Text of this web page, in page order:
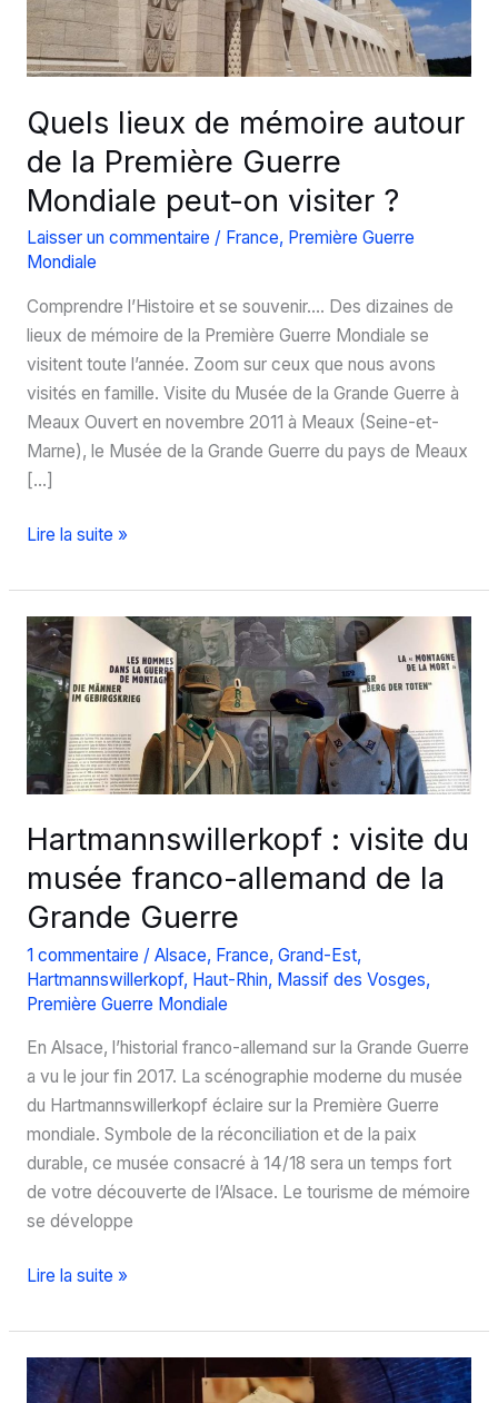
Quels lieux de mémoire autour
de la Première Guerre
Mondiale peut-on visiter ?
Laisser un commentaire / France, Première Guerre
Mondiale
Comprendre l’Histoire et se souvenir…. Des dizaines de
lieux de mémoire de la Première Guerre Mondiale se
visitent toute l’année. Zoom sur ceux que nous avons
visités en famille. Visite du Musée de la Grande Guerre à
Meaux Ouvert en novembre 2011 à Meaux (Seine-et-
Marne), le Musée de la Grande Guerre du pays de Meaux
[…]
Quels
de
mémoire
autour
de
la
Première
Guerre
Mondiale
peut-
on
visiter
?
Lire la suite »
Hartmannswillerkopf : visite du
musée franco-allemand de la
Grande Guerre
1 commentaire / Alsace, France, Grand-Est,
Hartmannswillerkopf, Haut-Rhin, Massif des Vosges,
Première Guerre Mondiale
En Alsace, l’historial franco-allemand sur la Grande Guerre
a vu le jour fin 2017. La scénographie moderne du musée
du Hartmannswillerkopf éclaire sur la Première Guerre
mondiale. Symbole de la réconciliation et de la paix
durable, ce musée consacré à 14/18 sera un temps fort
de votre découverte de l’Alsace. Le tourisme de mémoire
se développe
Hartmannswillerkopf
visite
du
musée
Lire la suite »